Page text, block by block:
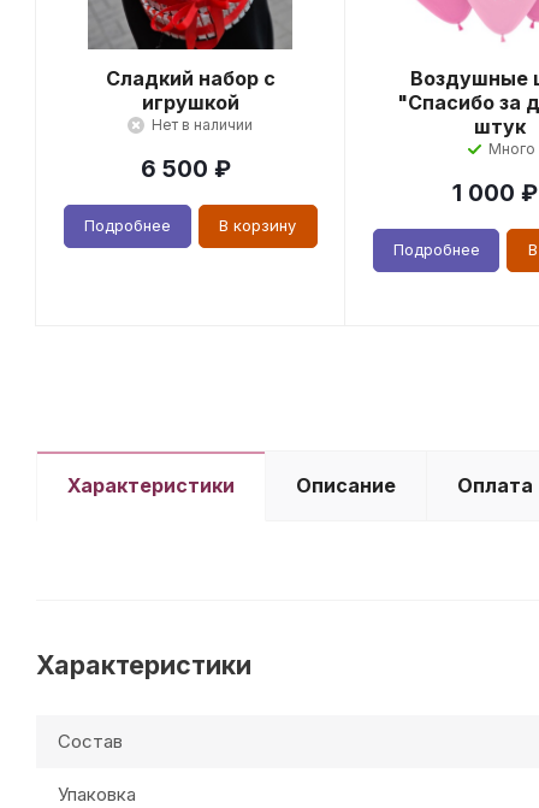
Сладкий набор с
игрушкой
Нет в наличии
6 500 ₽
Подробнее В корзину
Воздушные
"Спасибо за
штук
Много
1 000 ₽
Подробнее
Характеристики Описание Оплата
Характеристики
Состав
Упаковка